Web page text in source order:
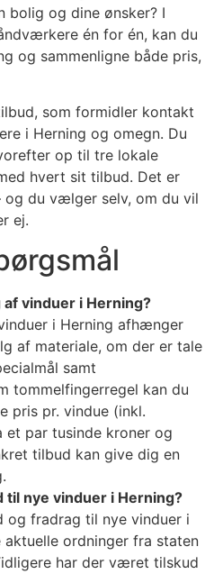
bolig og dine ønsker? I
én for én, kan du
og sammenligne både pris,
som formidler kontakt
i Herning og omegn. Du
op til tre lokale
hvert sit tilbud. Det er
du vælger selv, om du vil
ej.
vinduer i Herning?
i Herning afhænger
af materiale, om der er tale
samt
tommelfingerregel kan du
pris pr. vindue (inkl.
par tusinde kroner og
tilbud kan give dig en
til nye vinduer i Herning?
og fradrag til nye vinduer i
ordninger fra staten
har der været tilskud